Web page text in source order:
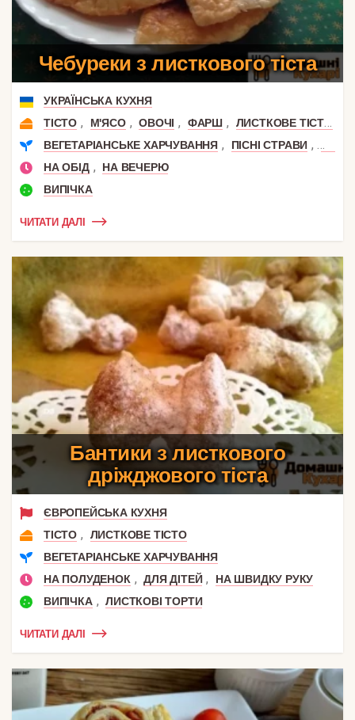
Чебуреки з листкового тіста
УКРАЇНСЬКА КУХНЯ
ТІСТО , М'ЯСО , ОВОЧІ , ФАРШ , ЛИСТКОВЕ ТІСТО
ВЕГЕТАРІАНСЬКЕ ХАРЧУВАННЯ , ПІСНІ СТРАВИ ,
НА ОБІД ,
НА ВЕЧЕРЮ
ВИПІЧКА
ЧИТАТИ ДАЛІ
Бантики з листкового
дріжджового тіста
ЄВРОПЕЙСЬКА КУХНЯ
ТІСТО ,
ЛИСТКОВЕ ТІСТО
ВЕГЕТАРІАНСЬКЕ ХАРЧУВАННЯ
НА ПОЛУДЕНОК , ДЛЯ ДІТЕЙ ,
НА ШВИДКУ РУКУ
ВИПІЧКА , ЛИСТКОВІ ТОРТИ
ЧИТАТИ ДАЛІ